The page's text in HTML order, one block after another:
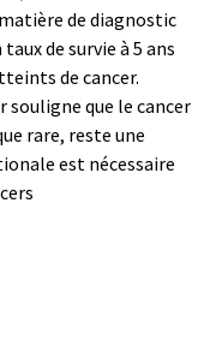
de diagnostic
de survie à 5 ans
de cancer.
souligne que le cancer
rare, reste une
est nécessaire